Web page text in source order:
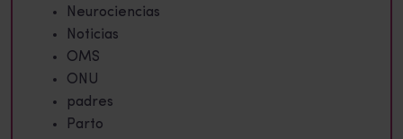
Neurociencias
Noticias
OMS
ONU
padres
Parto